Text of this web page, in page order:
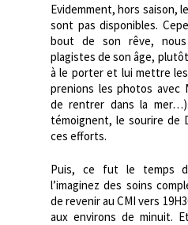
Evidemment, hors saison,
sont pas disponibles.
bout de son rêve,
plagistes de son âge,
à le porter et lui mettre les
prenions les photos avec
de rentrer dans la
témoignent, le sourire de
ces efforts.
Puis, ce fut le temps
l’imaginez des soins
de revenir au CMI vers
aux environs de minuit.